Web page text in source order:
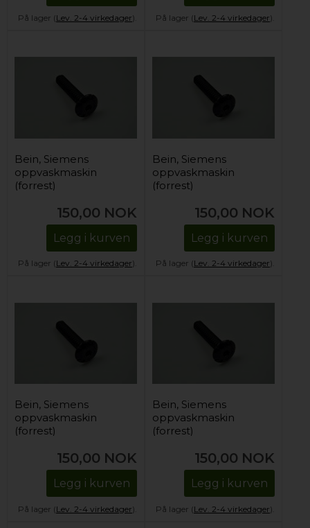
På lager (Lev. 2-4 virkedager). På lager (Lev. 2-4 virkedager).
Bein, Siemens
oppvaskmaskin
(forrest)
150,00 NOK
Legg i kurven
På lager (Lev. 2-4 virkedager).
Bein, Siemens
oppvaskmaskin
(forrest)
150,00 NOK
Legg i kurven
På lager (Lev. 2-4 virkedager).
Bein, Siemens
oppvaskmaskin
(forrest)
150,00 NOK
Legg i kurven
På lager (Lev. 2-4 virkedager).
Bein, Siemens
oppvaskmaskin
(forrest)
150,00 NOK
Legg i kurven
På lager (Lev. 2-4 virkedager).